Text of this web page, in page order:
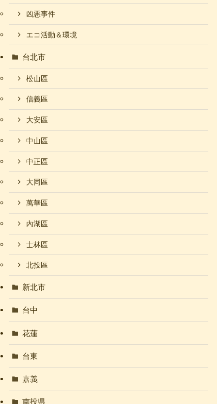
凶悪事件
エコ活動＆環境
台北市
松山區
信義區
大安區
中山區
中正區
大同區
萬華區
內湖區
士林區
北投區
新北市
台中
花蓮
台東
嘉義
南投県